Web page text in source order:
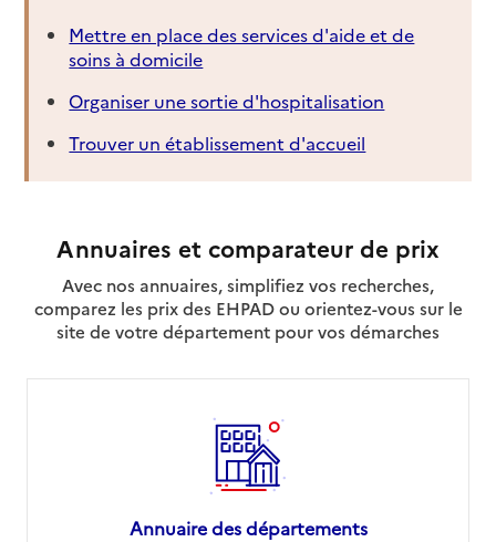
Mettre en place des services d'aide et de
soins à domicile
Organiser une sortie d'hospitalisation
Trouver un établissement d'accueil
Annuaires et comparateur de prix
Avec nos annuaires, simplifiez vos recherches,
comparez les prix des EHPAD ou orientez-vous sur le
site de votre département pour vos démarches
Annuaire des départements